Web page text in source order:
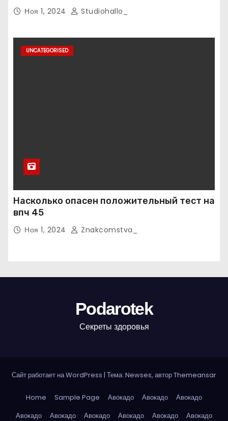
Ноя 1, 2024 Studiohallo_
UNCATEGORISED
Насколько опасен положительный тест на
впч 45
Ноя 1, 2024 Znakcomstva_
Podarotek
Секреты здоровья
Сайт работает на WordPress | Тема: Newses, авторThemeansar
Home Sample Page Авокадо Авокадо
Авокадо
Авокадо
Авокадо Авокадо Авокадо Авокадо
Авокадо